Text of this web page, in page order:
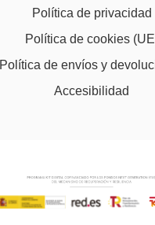
Política de privacidad
Política de cookies
Política de envíos y
Accesibilidad